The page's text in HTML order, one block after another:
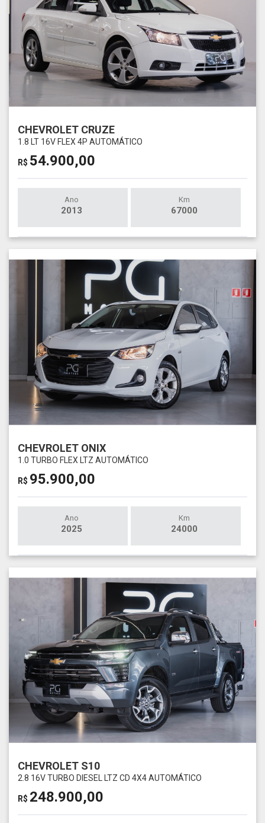
CHEVROLET CRUZE
1.8 LT 16V FLEX 4P AUTOMÁTICO
R$ 54.900,00
Ano
2013
Km
67000
CHEVROLET ONIX
1.0 TURBO FLEX LTZ AUTOMÁTICO
R$ 95.900,00
Ano
2025
Km
24000
CHEVROLET S10
2.8 16V TURBO DIESEL LTZ CD 4X4 AUTOMÁTICO
R$ 248.900,00